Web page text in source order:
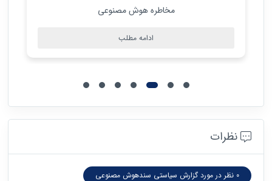
مخاطره هوش مصنوعی
ادامه مطلب
نظرات
0 نظر در مورد گزارش سیاستی سندهوش مصنوعی